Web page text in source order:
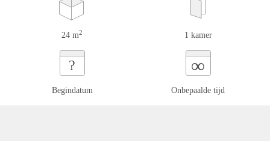
24 m2 1 kamer
?
Begindatum
∞
Onbepaalde tijd